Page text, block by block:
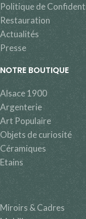
Politique de
Restauration
Actualités
Presse
NOTRE BOUTIQUE
Alsace 1900
Argenterie
Art Populaire
Objets de curiosité
Céramiques
Etains
Miroirs & Cadres